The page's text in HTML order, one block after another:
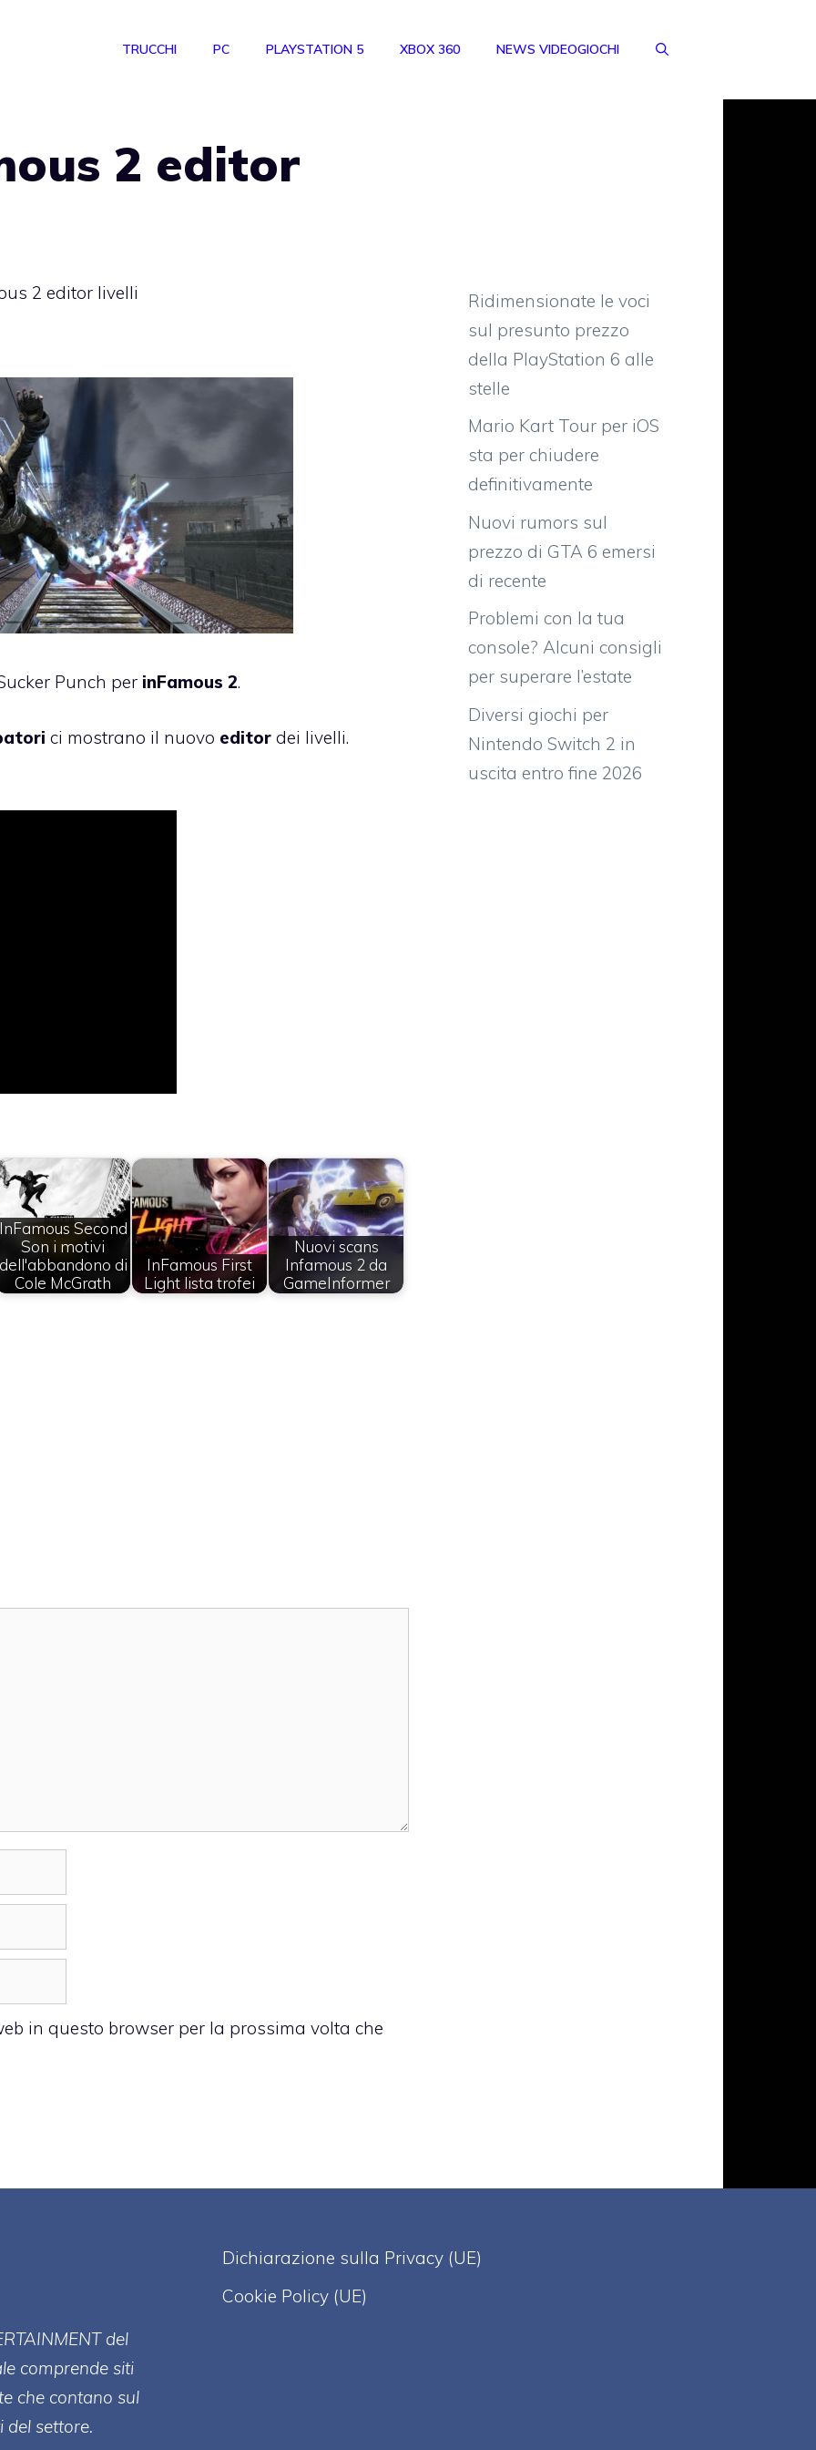
TRUCCHI PC PLAYSTATION 5 XBOX 360 NEWS VIDEOGIOCHI
2 editor
2 editor livelli
Punch per inFamous 2.
ci mostrano il nuovo editor dei livelli.
Second
Son i motivi
dell'abbandono di
Cole McGrath
InFamous First
Light lista trofei
Nuovi scans
Infamous 2 da
GameInformer
in questo browser per la prossima volta che
Ridimensionate le voci
sul presunto prezzo
della PlayStation 6 alle
stelle
Mario Kart Tour per iOS
sta per chiudere
definitivamente
Nuovi rumors sul
prezzo di GTA 6 emersi
di recente
Problemi con la tua
console? Alcuni consigli
per superare l’estate
Diversi giochi per
Nintendo Switch 2 in
uscita entro fine 2026
AINMENT del
comprende siti
che contano sul
del settore.
Dichiarazione sulla Privacy (UE)
Cookie Policy (UE)